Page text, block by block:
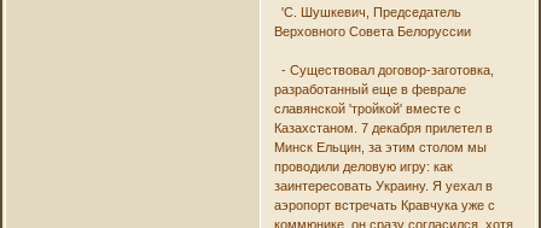
'С. Шушкевич, Председатель
Верховного Совета Белоруссии
- Существовал договор-заготовка,
разработанный еще в феврале
славянской 'тройкой' вместе с
Казахстаном. 7 декабря прилетел в
Минск Ельцин, за этим столом мы
проводили деловую игру: как
заинтересовать Украину. Я уехал в
аэропорт встречать Кравчука уже с
коммюнике, он сразу согласился, хотя,